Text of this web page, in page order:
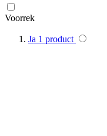
Voorrek
Ja 1 product